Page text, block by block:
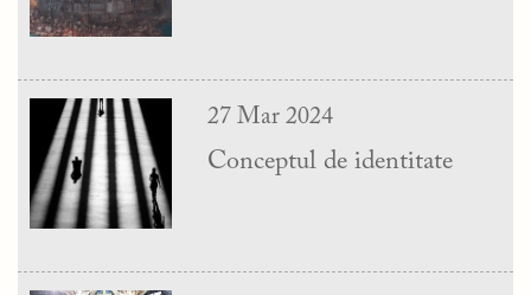
27 Mar 2024
Conceptul de identitate